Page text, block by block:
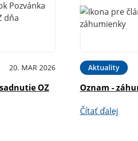
20. MAR 2026
OZ
Aktuality
Oznam -
Čítať ďalej